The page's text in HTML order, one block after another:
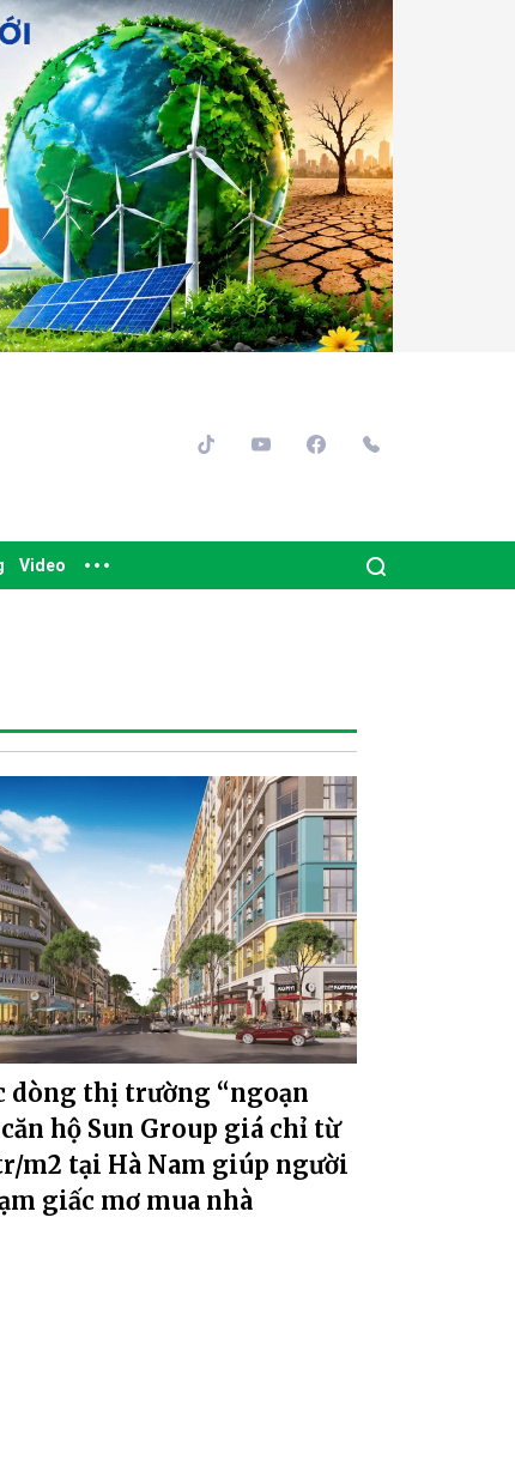
Video
dòng thị trường “ngoạn
căn hộ Sun Group giá chỉ từ
m2 tại Hà Nam giúp người
giấc mơ mua nhà